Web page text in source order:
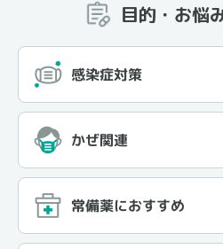
目的・お悩
感染症対策
かぜ関連
常備薬におすすめ